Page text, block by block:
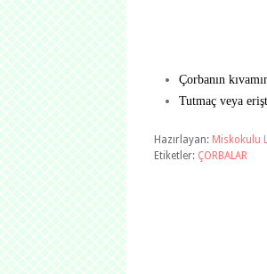
Çorbanın
Tutmaç veya
Hazırlayan: Miskokulu
Etiketler: ÇORBALAR